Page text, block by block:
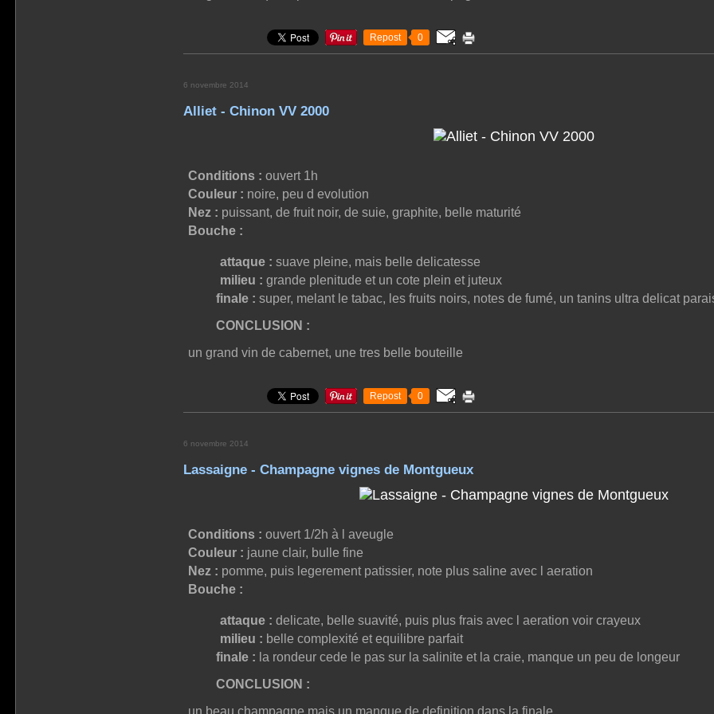
Repost 0
6 novembre 2014
Alliet - Chinon VV 2000
Conditions : ouvert 1h
Couleur : noire, peu d evolution
Nez : puissant, de fruit noir, de suie, graphite, belle maturité
Bouche :
attaque : suave pleine, mais belle delicatesse
milieu : grande plenitude et un cote plein et juteux
finale : super, melant le tabac, les fruits noirs, notes de fumé, un tanins ultra delicat
CONCLUSION :
un grand vin de cabernet, une tres belle bouteille
Repost 0
6 novembre 2014
Lassaigne - Champagne vignes de Montgueux
Conditions : ouvert 1/2h à l aveugle
Couleur : jaune clair, bulle fine
Nez : pomme, puis legerement patissier, note plus saline avec l aeration
Bouche :
attaque : delicate, belle suavité, puis plus frais avec l aeration voir crayeux
milieu : belle complexité et equilibre parfait
finale : la rondeur cede le pas sur la salinite et la craie, manque un peu de longeur
CONCLUSION :